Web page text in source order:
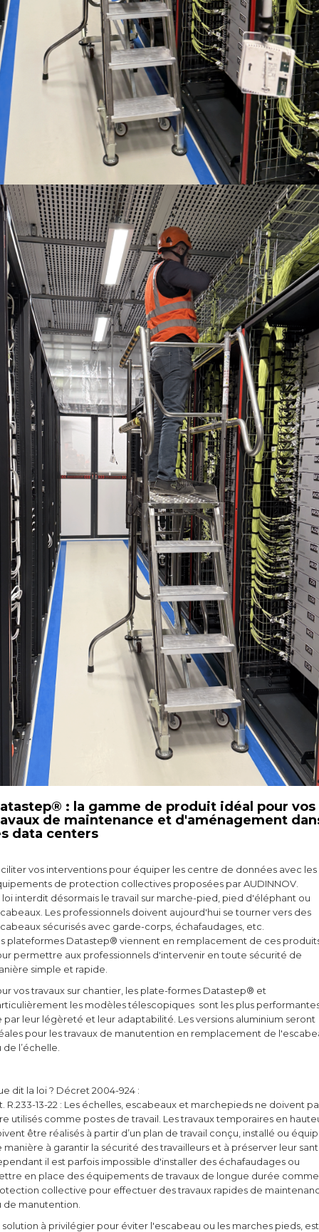
: la gamme de produit idéal pour vos
de maintenance et d'aménagement
data centers
vos interventions pour équiper les centre de données avec les
de protection collectives proposées par AUDINNOV.
loi interdit désormais le travail sur marche-pied, pied d'éléphant ou
Les professionnels doivent aujourd'hui se tourner vers des
sécurisés avec garde-corps, échafaudages, etc.
plateformes Datastep® viennent en remplacement de ces
permettre aux professionnels d'intervenir en toute sécurité de
simple et rapide.
vos travaux sur chantier, les plate-formes Datastep® et
les modèles télescopiques sont les plus
par leur légèreté et leur adaptabilité. Les versions aluminium seront
pour les travaux de manutention en remplacement de
de l’échelle.
dit la loi ? Décret 2004-924 :
R.233-13-22 : Les échelles, escabeaux et marchepieds ne doivent
utilisés comme postes de travail. Les travaux temporaires en
être réalisés à partir d’un plan de travail conçu, installé ou
manière à garantir la sécurité des travailleurs et à préserver leur
il est parfois impossible d'installer des échafaudages ou
en place des équipements de travaux de longue durée comme
collective pour effectuer des travaux rapides de
de manutention.
solution à privilégier pour éviter l'escabeau ou les marches pieds, est